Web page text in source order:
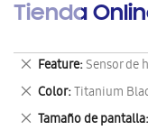
Tienda
Feature Sensor de
Eliminar
este
artículo
Color Titanium
Eliminar
este
Tamaño de pantalla
Eliminar